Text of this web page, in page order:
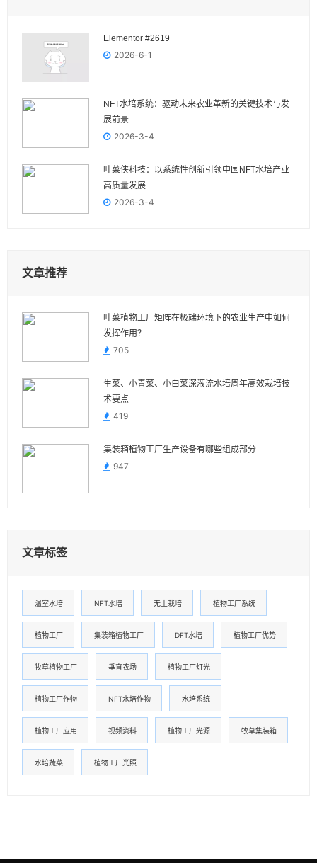
Elementor #2619
2026-6-1
NFT水培系统：驱动未来农业革新的关键技术与发
展前景
2026-3-4
叶菜侠科技：以系统性创新引领中国NFT水培产业
高质量发展
2026-3-4
文章推荐
叶菜植物工厂矩阵在极端环境下的农业生产中如何
发挥作用？
705
生菜、小青菜、小白菜深液流水培周年高效栽培技
术要点
419
集装箱植物工厂生产设备有哪些组成部分
947
文章标签
温室水培 NFT水培 无土栽培 植物工厂系统
植物工厂 集装箱植物工厂 DFT水培 植物工厂优势
牧草植物工厂 垂直农场 植物工厂灯光
植物工厂作物 NFT水培作物 水培系统
植物工厂应用 视频资料 植物工厂光源 牧草集装箱
水培蔬菜 植物工厂光照